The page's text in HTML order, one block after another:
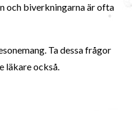
och biverkningarna är ofta
Ta dessa frågor
läkare också.